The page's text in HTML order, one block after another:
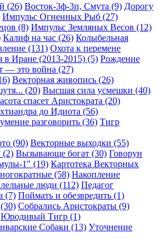
(26) Восток-3ф-3п, Смута (9) Дорогу
Импульс Огненных Рыб (27)
(8) Импульс Земляных Весов (12)
Калиф на час (26) Колыбельная
(131) Охота к перемене
в Иране (2013-2015) (5) Рождение
— это война (27)
Векторная живопись (26)
(20) Высшая сила усмешки (40)
спасет Аристократа (20)
до Идиота (56)
разговорить (36) Тигр
(90) Векторные выходки (55)
(2) Вызывающе богат (30) Говорун
1" (19) Картотека Векторных
(58) Накопление
люди (112) Педагог
(7) Поймать и обезвредить (1)
Собрались Аристократы (9)
Юродивый Тигр (1)
Собаки (13) Уточнение